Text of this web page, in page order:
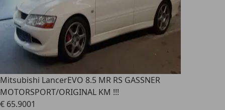
Mitsubishi LancerEVO 8.5 MR RS GASSNER
MOTORSPORT/ORIGINAL KM !!!
€ 65.9001